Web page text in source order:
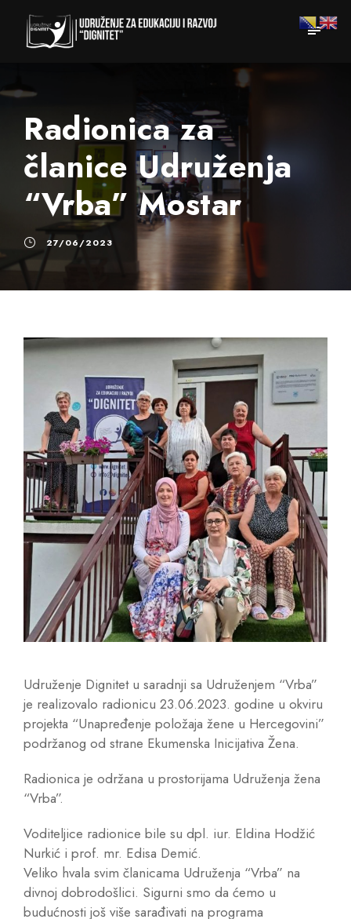
Radionica za
članice Udruženja
“Vrba” Mostar
27/06/2023
Udruženje Dignitet u saradnji sa Udruženjem “Vrba”
je realizovalo radionicu 23.06.2023. godine u okviru
projekta “Unapređenje položaja žene u Hercegovini”
podržanog od strane Ekumenska Inicijativa Žena.
Radionica je održana u prostorijama Udruženja žena
“Vrba”.
Voditeljice radionice bile su dpl. iur. Eldina Hodžić
Nurkić i prof. mr. Edisa Demić.
Veliko hvala svim članicama Udruženja “Vrba” na
divnoj dobrodošlici. Sigurni smo da ćemo u
budućnosti još više sarađivati na programa